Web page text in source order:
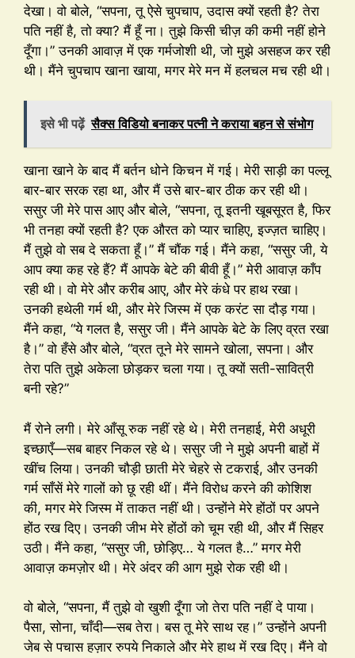
देखा। वो बोले, “सपना, तू ऐसे चुपचाप, उदास क्यों रहती है? तेरा
पति नहीं है, तो क्या? मैं हूँ ना। तुझे किसी चीज़ की कमी नहीं होने
दूँगा।” उनकी आवाज़ में एक गर्मजोशी थी, जो मुझे असहज कर रही
थी। मैंने चुपचाप खाना खाया, मगर मेरे मन में हलचल मच रही थी।
इसे भी पढ़ें सैक्स विडियो बनाकर पत्नी ने कराया बहन से संभोग
खाना खाने के बाद मैं बर्तन धोने किचन में गई। मेरी साड़ी का पल्लू
बार-बार सरक रहा था, और मैं उसे बार-बार ठीक कर रही थी।
ससुर जी मेरे पास आए और बोले, “सपना, तू इतनी खूबसूरत है, फिर
भी तनहा क्यों रहती है? एक औरत को प्यार चाहिए, इज्ज़त चाहिए।
मैं तुझे वो सब दे सकता हूँ।” मैं चौंक गई। मैंने कहा, “ससुर जी, ये
आप क्या कह रहे हैं? मैं आपके बेटे की बीवी हूँ।” मेरी आवाज़ काँप
रही थी। वो मेरे और करीब आए, और मेरे कंधे पर हाथ रखा।
उनकी हथेली गर्म थी, और मेरे जिस्म में एक करंट सा दौड़ गया।
मैंने कहा, “ये गलत है, ससुर जी। मैंने आपके बेटे के लिए व्रत रखा
है।” वो हँसे और बोले, “व्रत तूने मेरे सामने खोला, सपना। और
तेरा पति तुझे अकेला छोड़कर चला गया। तू क्यों सती-सावित्री
बनी रहे?”
मैं रोने लगी। मेरे आँसू रुक नहीं रहे थे। मेरी तनहाई, मेरी अधूरी
इच्छाएँ—सब बाहर निकल रहे थे। ससुर जी ने मुझे अपनी बाहों में
खींच लिया। उनकी चौड़ी छाती मेरे चेहरे से टकराई, और उनकी
गर्म साँसें मेरे गालों को छू रही थीं। मैंने विरोध करने की कोशिश
की, मगर मेरे जिस्म में ताकत नहीं थी। उन्होंने मेरे होंठों पर अपने
होंठ रख दिए। उनकी जीभ मेरे होंठों को चूम रही थी, और मैं सिहर
उठी। मैंने कहा, “ससुर जी, छोड़िए… ये गलत है…” मगर मेरी
आवाज़ कमज़ोर थी। मेरे अंदर की आग मुझे रोक रही थी।
वो बोले, “सपना, मैं तुझे वो खुशी दूँगा जो तेरा पति नहीं दे पाया।
पैसा, सोना, चाँदी—सब तेरा। बस तू मेरे साथ रह।” उन्होंने अपनी
जेब से पचास हज़ार रुपये निकाले और मेरे हाथ में रख दिए। मैंने वो